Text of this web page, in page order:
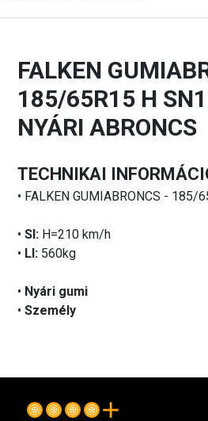
FALKEN
185/65R15 H
NYÁRI ABRONCS
TECHNIKAI
• FALKEN GUMIABRONCS - 185/
• SI: H=210 km/h
• LI: 560kg
• Nyári gumi
• Személy